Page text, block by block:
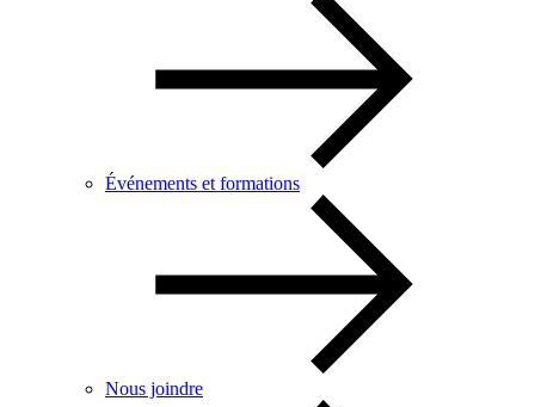
Événements et formations
Nous joindre